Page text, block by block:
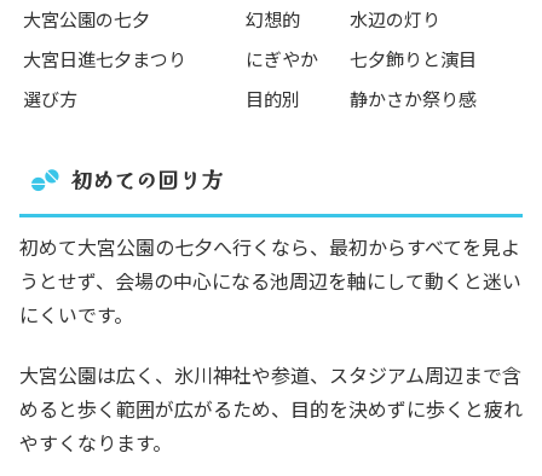
大宮公園の七夕 幻想的
水辺の灯り
大宮日進七夕まつり
にぎやか
七夕飾りと演目
選び方
目的別 静かさか祭り感
初めての回り方
初めて大宮公園の七夕へ行くなら、最初からすべてを見よ
うとせず、会場の中心になる池周辺を軸にして動くと迷い
にくいです。
大宮公園は広く、氷川神社や参道、スタジアム周辺まで含
めると歩く範囲が広がるため、目的を決めずに歩くと疲れ
やすくなります。